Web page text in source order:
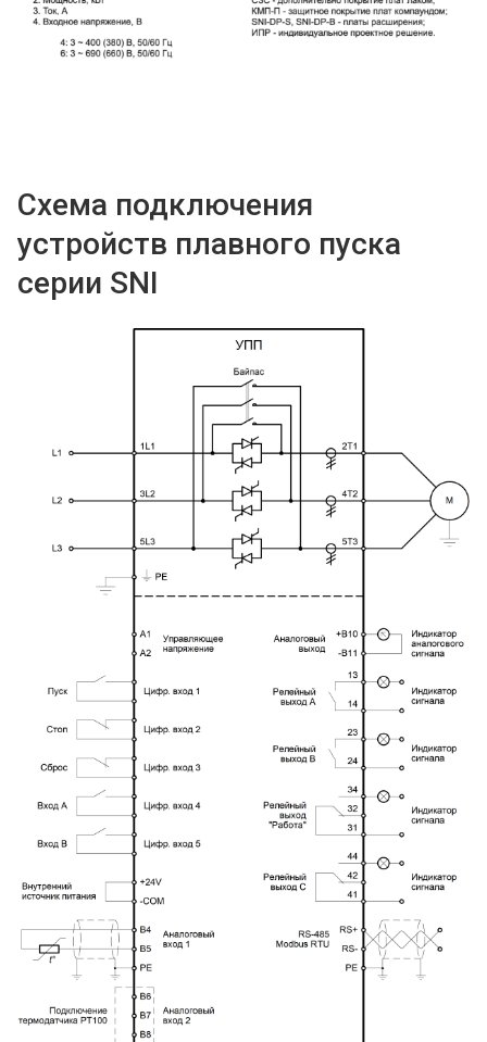
Схема подключения
устройств плавного пуска
серии SNI